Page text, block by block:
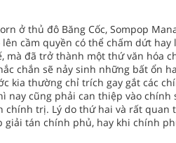
ở thủ đô Băng Cốc, Sompop
cầm quyền có thể chấm dứt
mà đã trở thành một thứ văn hóa
chắn sẽ nảy sinh những bất ổn
kia thường chỉ trích gay gắt các
nay cũng phải can thiệp vào chính
trị. Lý do thứ hai và rất quan
tán chính phủ, hay khi chính